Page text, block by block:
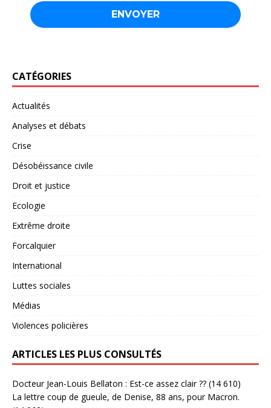
CATÉGORIES
Actualités
Analyses et débats
Crise
Désobéissance civile
Droit et justice
Ecologie
Extrême droite
Forcalquier
International
Luttes sociales
Médias
Violences policières
ARTICLES LES PLUS CONSULTÉS
Docteur Jean-Louis Bellaton : Est-ce assez clair ?? (14 610)
La lettre coup de gueule, de Denise, 88 ans, pour Macron.